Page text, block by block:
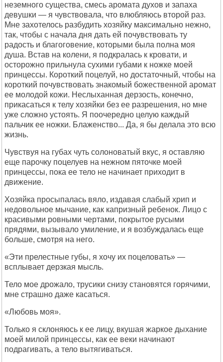
неземного существа, смесь аромата духов и запаха
девушки — я чувствовала, что влюбляюсь второй раз.
Мне захотелось разбудить хозяйку максимально нежно,
так, чтобы с начала дня дать ей почувствовать ту
радость и благоговение, которыми была полна моя
душа. Встав на колени, я подкралась к кровати, и
осторожно прильнула сухими губами к ножке моей
принцессы. Короткий поцелуй, но достаточный, чтобы на
короткий почувствовать знакомый божественной аромат
ее молодой кожи. Неслыханная дерзость, конечно,
прикасаться к телу хозяйки без ее разрешения, но мне
уже сложно устоять. Я поочередно целую каждый
пальчик ее ножки. Блаженство... Да, я бы делала это всю
жизнь.
Чувствуя на губах чуть солоноватый вкус, я оставляю
еще парочку поцелуев на нежном пяточке моей
принцессы, пока ее тело не начинает приходит в
движение.
Хозяйка просыпалась вяло, издавая слабый хрип и
недовольное мычание, как капризный ребенок. Лицо с
красивыми ровными чертами, покрытое русыми
прядями, вызывало умиление, и я возбуждалась еще
больше, смотря на него.
«Эти прелестные губы, я хочу их поцеловать» —
всплывает дерзкая мысль.
Тело мое дрожало, трусики снизу становятся горячими,
мне страшно даже касаться.
«Любовь моя».
Только я склоняюсь к ее лицу, вкушая жаркое дыхание
моей милой принцессы, как ее веки начинают
подрагивать, а тело вытягиваться.